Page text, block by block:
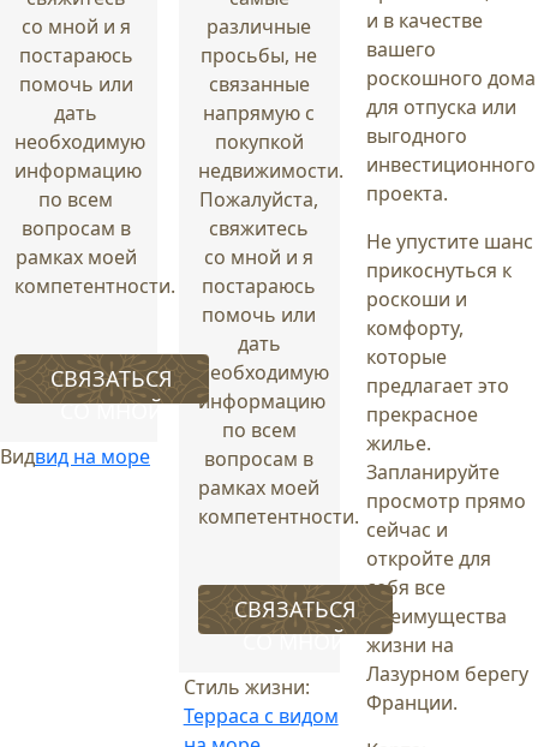
со мной и я
постараюсь
помочь или
дать
необходимую
информацию
по всем
вопросам в
рамках моей
компетентности.
СВЯЗАТЬСЯ
СО МНОЙ
Видвид на море
различные
просьбы, не
связанные
напрямую с
покупкой
недвижимости.
Пожалуйста,
свяжитесь
со мной и я
постараюсь
помочь или
дать
необходимую
информацию
по всем
вопросам в
рамках моей
компетентности.
СВЯЗАТЬСЯ
СО МНОЙ
Стиль жизни:
Терраса с видом
и в качестве
вашего
роскошного дома
для отпуска или
выгодного
инвестиционного
проекта.
Не упустите шанс
прикоснуться к
роскоши и
комфорту,
которые
предлагает это
прекрасное
жилье.
Запланируйте
просмотр прямо
сейчас и
откройте для
себя все
преимущества
жизни на
Лазурном берегу
Франции.